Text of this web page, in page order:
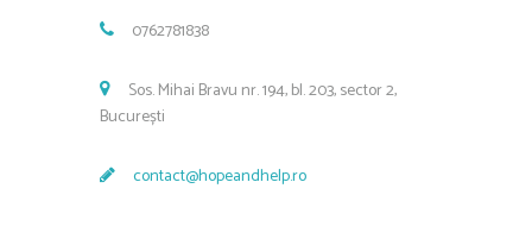
0762781838
Sos. Mihai Bravu nr. 194, bl. 203, sector 2,
București
contact@hopeandhelp.ro